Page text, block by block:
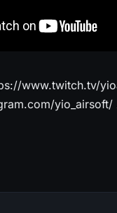
www.twitch.tv/